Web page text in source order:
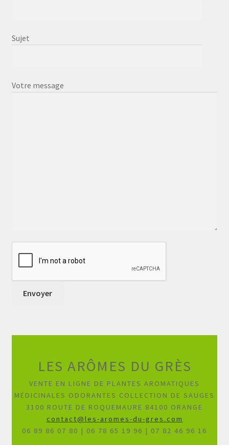
Sujet
Votre message
LES ARÔMES DU GRÈS
VENTE EN LIGNE DE PLANTES AROMATIQUES
MÉDICINALES ODORANTES COLLECTION DE SAUGES
3100 ROUTE DE ROQUEMAURE 84100 ORANGE
contact@les-aromes-du-gres.com
06 89 86 07 80 | 06 78 65 19 96 | 07 82 46 96 16